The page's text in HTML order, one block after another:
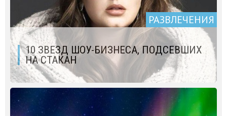
РАЗВЛЕЧЕНИЯ
10 ЗВЕЗД ШОУ-БИЗНЕСА, ПОДСЕВШИХ
НА СТАКАН